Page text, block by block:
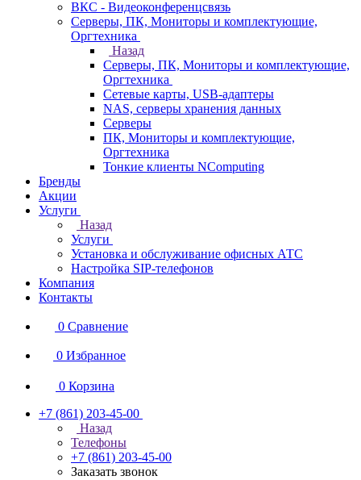
ВКС - Видеоконференцсвязь
Серверы, ПК, Мониторы и комплектующие,
Оргтехника
Назад
Серверы, ПК, Мониторы и комплектующие,
Оргтехника
Сетевые карты, USB-адаптеры
NAS, серверы хранения данных
Серверы
ПК, Мониторы и комплектующие,
Оргтехника
Тонкие клиенты NComputing
Бренды
Акции
Услуги
Назад
Услуги
Установка и обслуживание офисных АТС
Настройка SIP-телефонов
Компания
Контакты
0 Сравнение
0 Избранное
0 Корзина
+7 (861) 203-45-00
Назад
Телефоны
+7 (861) 203-45-00
Заказать звонок